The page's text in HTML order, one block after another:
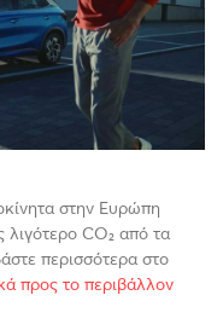
στην Ευρώπη
CO₂ από τα
περισσότερα στο
προς το περιβάλλον